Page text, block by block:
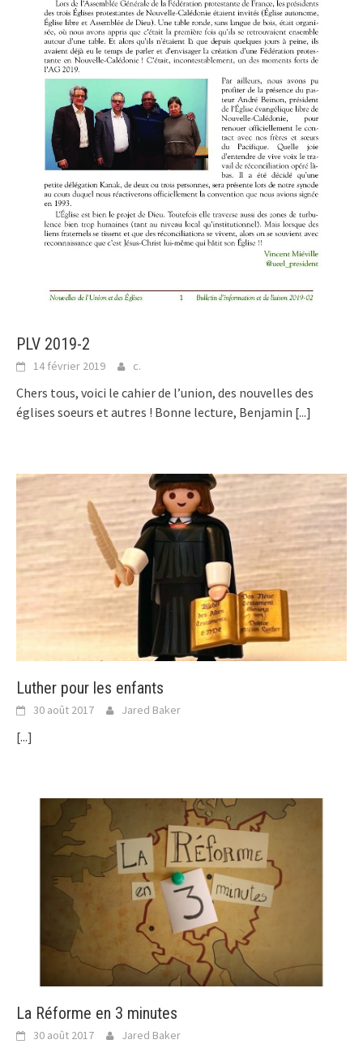
PLV 2019-2
14 février 2019 c.
Chers tous, voici le cahier de l’union, des nouvelles des
églises soeurs et autres ! Bonne lecture, Benjamin [...]
Luther pour les enfants
30 août 2017 Jared Baker
[...]
La Réforme en 3 minutes
30 août 2017 Jared Baker